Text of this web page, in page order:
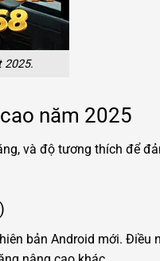
2025.
năm 2025
và độ tương thích để
bản Android mới. Điều